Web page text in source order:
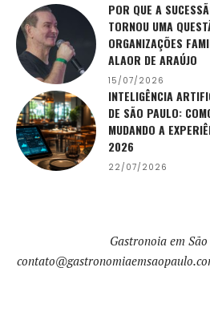
POR QUE A
TORNOU UMA
ORGANIZAÇÕES
ALAOR DE ARAÚJO
15/07/2026
INTELIGÊNCIA
DE SÃO PAULO:
MUDANDO A
2026
22/07/2026
Gastronoia em